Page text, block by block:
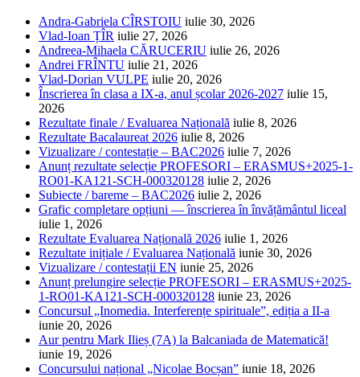
Andra-Gabriela CÎRSTOIU iulie 30, 2026
Vlad-Ioan ȚÎR iulie 27, 2026
Andreea-Mihaela CĂRUCERIU iulie 26, 2026
Andrei FRÎNTU iulie 21, 2026
Vlad-Dorian VULPE iulie 20, 2026
Înscrierea în clasa a IX-a, anul școlar 2026-2027 iulie 15,
2026
Rezultate finale / Evaluarea Națională iulie 8, 2026
Rezultate Bacalaureat 2026 iulie 8, 2026
Vizualizare / contestație – BAC2026 iulie 7, 2026
Anunț rezultate selecție PROFESORI – ERASMUS+2025-1-
RO01-KA121-SCH-000320128 iulie 2, 2026
Subiecte / bareme – BAC2026 iulie 2, 2026
Grafic completare opțiuni — înscrierea în învățământul liceal
iulie 1, 2026
Rezultate Evaluarea Națională 2026 iulie 1, 2026
Rezultate inițiale / Evaluarea Națională iunie 30, 2026
Vizualizare / contestații EN iunie 25, 2026
Anunț prelungire selecție PROFESORI – ERASMUS+2025-
1-RO01-KA121-SCH-000320128 iunie 23, 2026
Concursul „Inomedia. Interferențe spirituale”, ediția a II-a
iunie 20, 2026
Aur pentru Mark Ilieș (7A) la Balcaniada de Matematică!
iunie 19, 2026
Concursului național „Nicolae Bocșan” iunie 18, 2026